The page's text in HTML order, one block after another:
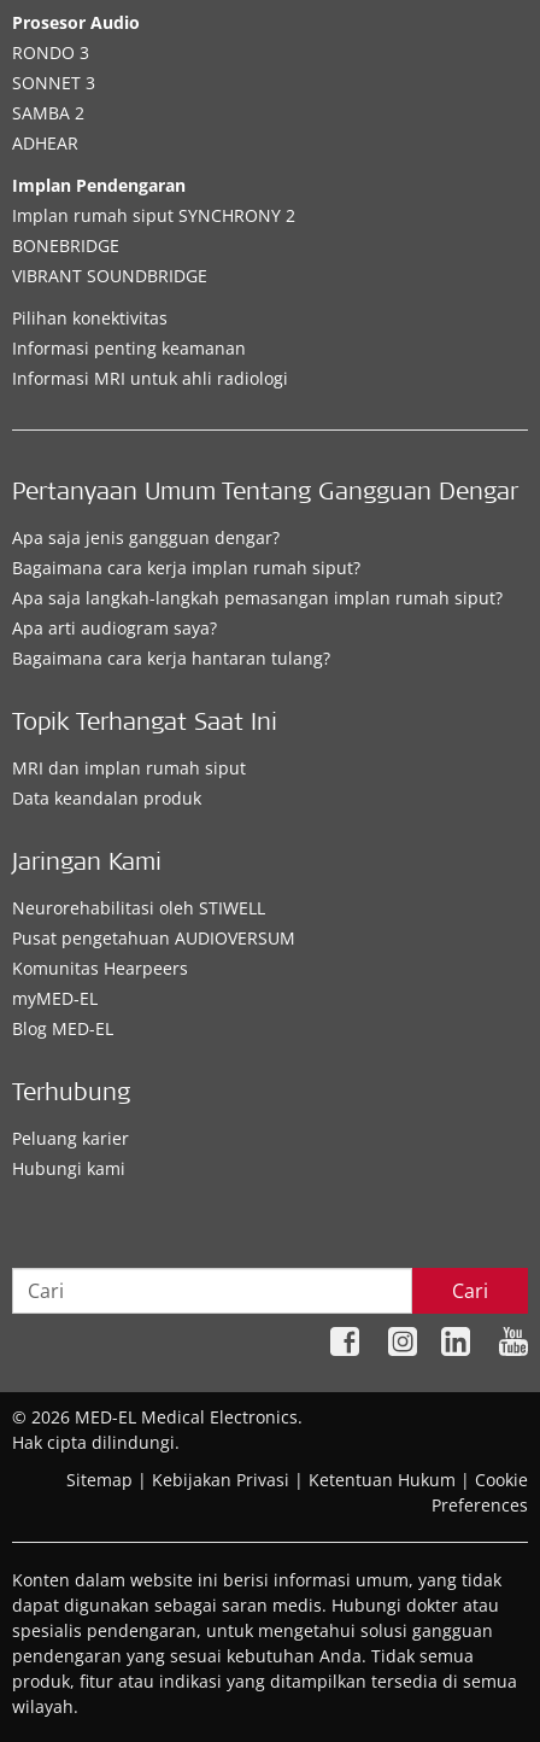
Prosesor Audio
RONDO 3
SONNET 3
SAMBA 2
ADHEAR
Implan Pendengaran
Implan rumah siput SYNCHRONY 2
BONEBRIDGE
VIBRANT SOUNDBRIDGE
Pilihan konektivitas
Informasi penting keamanan
Informasi MRI untuk ahli radiologi
Pertanyaan Umum Tentang Gangguan Dengar
Apa saja jenis gangguan dengar?
Bagaimana cara kerja implan rumah siput?
Apa saja langkah-langkah pemasangan implan rumah siput?
Apa arti audiogram saya?
Bagaimana cara kerja hantaran tulang?
Topik Terhangat Saat Ini
MRI dan implan rumah siput
Data keandalan produk
Jaringan Kami
Neurorehabilitasi oleh STIWELL
Pusat pengetahuan AUDIOVERSUM
Komunitas Hearpeers
myMED‑EL
Blog MED-EL
Terhubung
Peluang karier
Hubungi kami
Cari
© 2026 MED-EL Medical Electronics.
Hak cipta dilindungi.
Sitemap | Kebijakan Privasi | Ketentuan Hukum | Cookie
Preferences
Konten dalam website ini berisi informasi umum, yang tidak
dapat digunakan sebagai saran medis. Hubungi dokter atau
spesialis pendengaran, untuk mengetahui solusi gangguan
pendengaran yang sesuai kebutuhan Anda. Tidak semua
produk, fitur atau indikasi yang ditampilkan tersedia di semua
wilayah.